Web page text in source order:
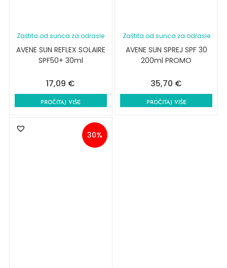
Zaštita od sunca za odrasle
AVENE SUN REFLEX SOLAIRE
SPF50+ 30ml
17,09 €
PROČITAJ VIŠE
Zaštita od sunca za odrasle
AVENE SUN SPREJ SPF 30
200ml PROMO
35,70 €
PROČITAJ VIŠE
30%